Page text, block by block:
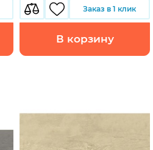
Заказ в 1 клик
В корзину